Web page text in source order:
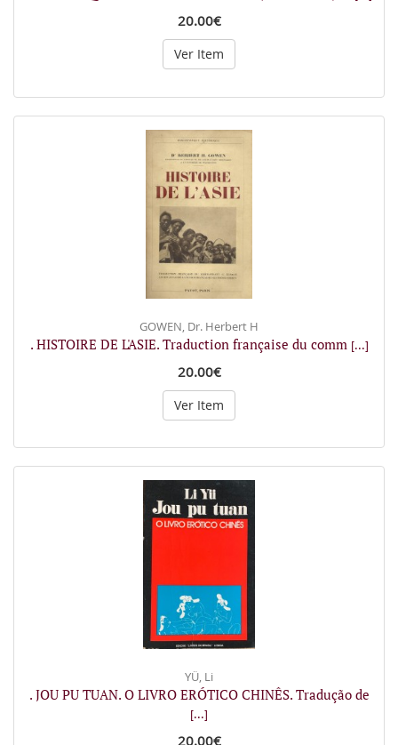
20.00€
Ver Item
GOWEN, Dr. Herbert H
. HISTOIRE DE L'ASIE. Traduction française du comm [...]
20.00€
Ver Item
YÜ, Li
. JOU PU TUAN. O LIVRO ERÓTICO CHINÊS. Tradução de
[...]
20.00€